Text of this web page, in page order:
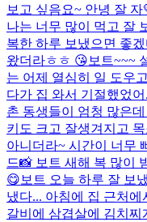
보고 싶음요~ 안녕 잘 자
나는 너무 많이 먹고 잘
복한 하루 보냈으면 좋
왔더라ㅎㅎ 😘 보트~~~
는 어제 열심히 일 도우
다가 집 와서 기절했었
촌 동생들이 엄청 많은
키도 크고 잘생겨지고
아니더라~ 시간이 너무
드📸 보트 새해 복 많이
😋 보트 오늘 하루 잘 보
냈다... 아침에 집 근처
갈비에 삼겹살에 김치찌